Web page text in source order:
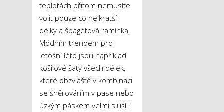
teplotách přitom nemusíte
volit pouze co nejkratší
délky a špagetová ramínka.
Módním trendem pro
letošní léto jsou například
košilové šaty všech délek,
které obzvláště v kombinaci
se šněrováním v pase nebo
úzkým páskem velmi sluší i